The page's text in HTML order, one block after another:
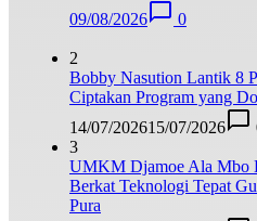
09/08/2026
0
2
Bobby Nasution Lantik 8
Ciptakan Program yang
14/07/202615/07/2026
3
UMKM Djamoe Ala Mbo
Berkat Teknologi Tepat
Pura